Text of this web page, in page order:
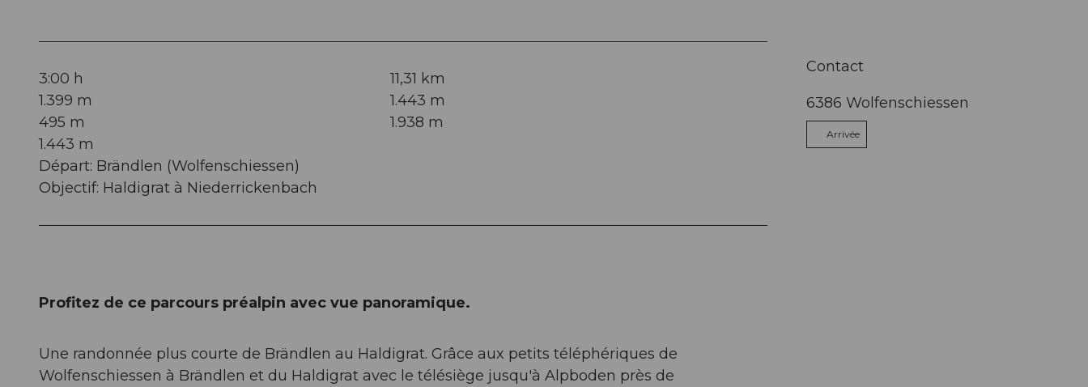
3:00 h
11,31 km
1.399 m
1.443 m
495 m
1.938 m
1.443 m
Départ: Brändlen (Wolfenschiessen)
Objectif: Haldigrat à Niederrickenbach
Profitez de ce parcours préalpin avec vue panoramique.
Une randonnée plus courte de Brändlen au Haldigrat. Grâce aux petits téléphériques de
Wolfenschiessen à Brändlen et du Haldigrat avec le télésiège jusqu'à Alpboden près de
Contact
6386 Wolfenschiessen
Arrivée